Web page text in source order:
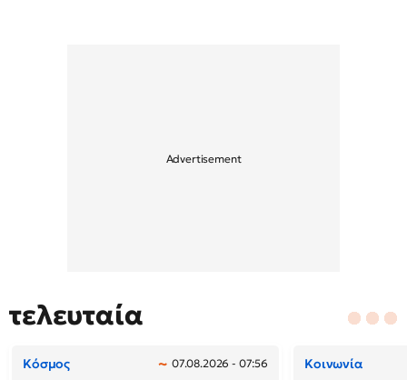
τελευταία
Κόσμος 07.08.2026 - 07:56 Κοινωνία